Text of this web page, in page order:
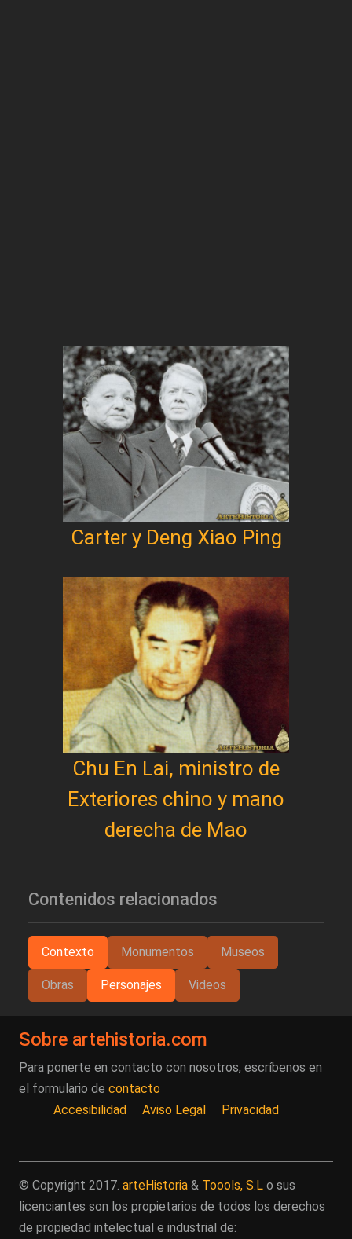
Carter y Deng Xiao Ping
Chu En Lai, ministro de
Exteriores chino y mano
derecha de Mao
Contenidos relacionados
Contexto Monumentos Museos
Obras Personajes Videos
Sobre artehistoria.com
Para ponerte en contacto con nosotros, escríbenos en
el formulario de contacto
Accesibilidad
Aviso Legal Privacidad
© Copyright 2017. arteHistoria & Toools, S.L o sus
licenciantes son los propietarios de todos los derechos
de propiedad intelectual e industrial de: